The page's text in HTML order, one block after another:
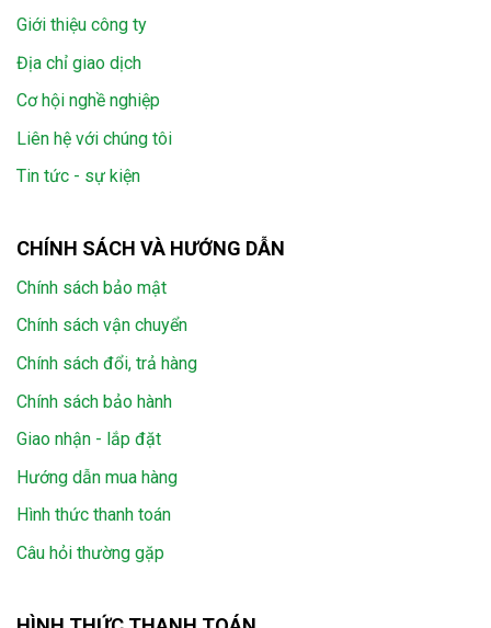
Giới thiệu công ty
Địa chỉ giao dịch
Cơ hội nghề nghiệp
Liên hệ với chúng tôi
Tin tức - sự kiện
CHÍNH SÁCH VÀ HƯỚNG DẪN
Chính sách bảo mật
Chính sách vận chuyển
Chính sách đổi, trả hàng
Chính sách bảo hành
Giao nhận - lắp đặt
Hướng dẫn mua hàng
Hình thức thanh toán
Câu hỏi thường gặp